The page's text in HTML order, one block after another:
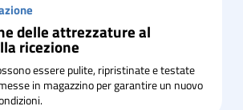
delle attrezzature al
ricezione
essere pulite, ripristinate e testate
in magazzino per garantire un nuovo